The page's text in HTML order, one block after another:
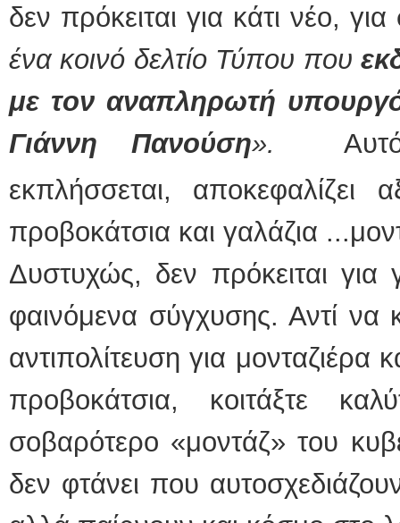
δεν πρόκειται για κάτι νέο,
ένα κοινό δελτίο Τύπου που
με τον αναπληρωτή
Γιάννη Πανούση».
εκπλήσσεται, αποκεφαλίζει
προβοκάτσια και γαλάζια
Δυστυχώς, δεν πρόκειται για
φαινόμενα σύγχυσης. Αντί να
αντιπολίτευση για
προβοκάτσια, κοιτάξτε
σοβαρότερο «μοντάζ» του
δεν φτάνει που